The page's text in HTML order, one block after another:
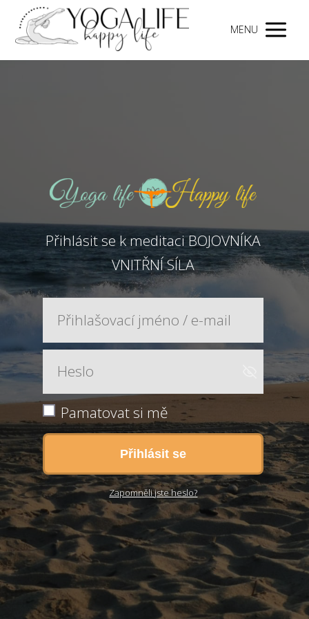
MENU
Přihlásit se k meditaci BOJOVNÍKA
VNITŘNÍ SÍLA
Pamatovat si mě
Přihlásit se
Zapomněli jste heslo?